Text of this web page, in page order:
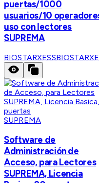
puertas/1000
usuarios/10
uso con lectores
SUPREMA
BIOSTARXESS
SUPREMA
Software de
Administración de
Acceso, para Lectores
SUPREMA, Licencia